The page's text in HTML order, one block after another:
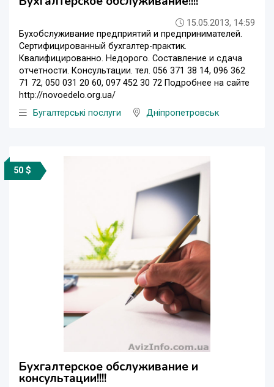
15.05.2013, 14:59
Бухобслуживание предприятий и предпринимателей.
Сертифицированный бухгалтер-практик.
Квалифицированно. Недорого. Составление и сдача
отчетности. Консультации. тел. 056 371 38 14, 096 362
71 72, 050 031 20 60, 097 452 30 72 Подробнее на сайте
http://novoedelo.org.ua/
Бугалтерські послуги
Дніпропетровськ
50 $
Бухгалтерское обслуживание и
консультации!!!!